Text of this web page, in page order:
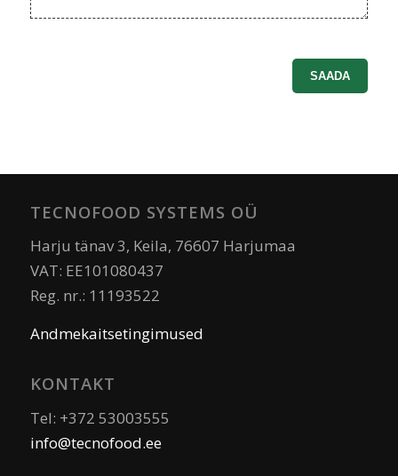
TECNOFOOD SYSTEMS OÜ
Harju tänav 3, Keila, 76607 Harjumaa
VAT: EE101080437
Reg. nr.: 11193522
Andmekaitsetingimused
KONTAKT
Tel: +372 53003555
info@tecnofood.ee